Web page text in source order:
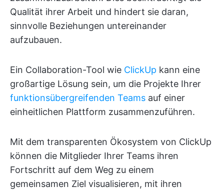
Qualität ihrer Arbeit und hindert sie daran,
sinnvolle Beziehungen untereinander
aufzubauen.
Ein Collaboration-Tool wie ClickUp kann eine
großartige Lösung sein, um die Projekte Ihrer
funktionsübergreifenden Teams auf einer
einheitlichen Plattform zusammenzuführen.
Mit dem transparenten Ökosystem von ClickUp
können die Mitglieder Ihrer Teams ihren
Fortschritt auf dem Weg zu einem
gemeinsamen Ziel visualisieren, mit ihren